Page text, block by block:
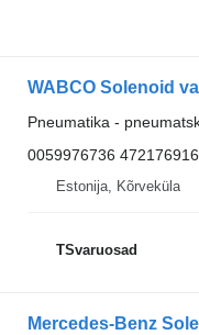
Pneumatika -
0059976736
Estonija, Kõrveküla
TSvaruosad